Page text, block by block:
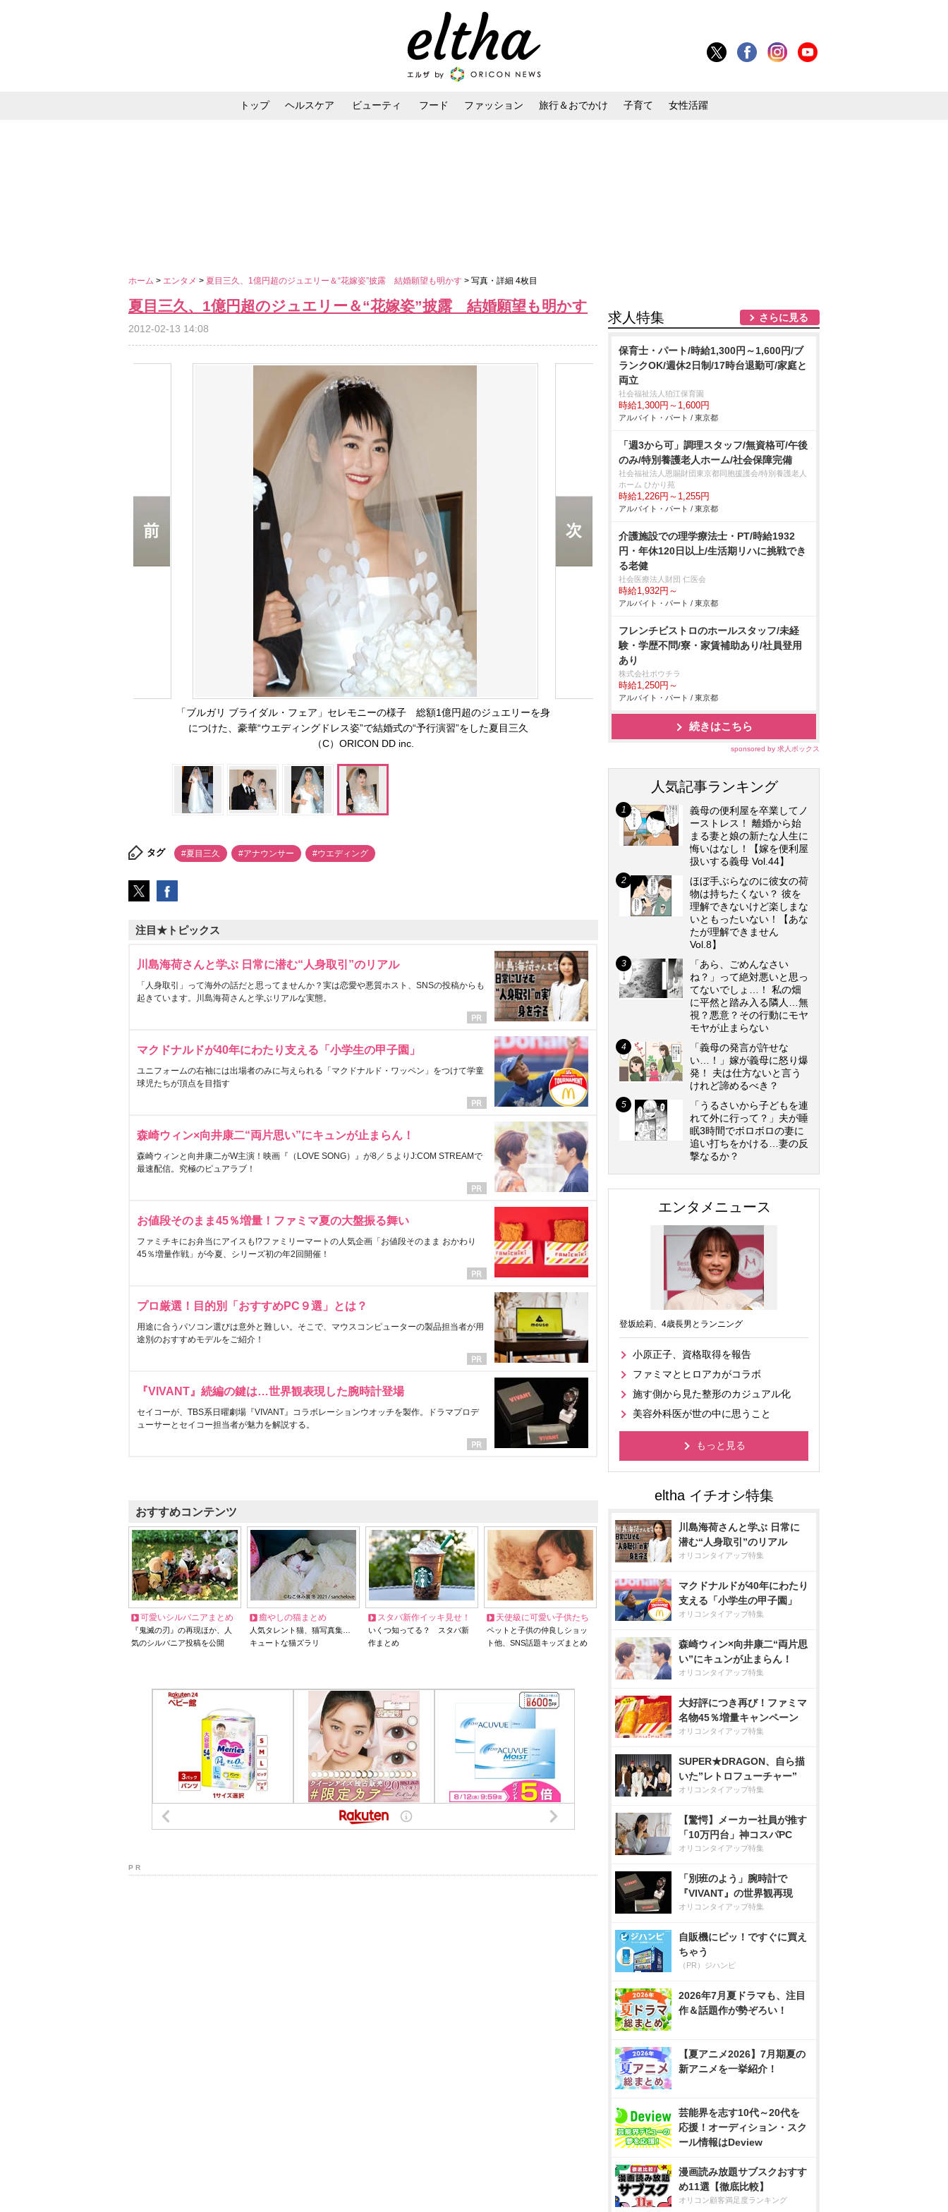
トップ ヘルスケア ビューティ フード ファッション 旅行＆おでかけ 子育て 女性活躍
ホーム > エンタメ > 夏目三久、1億円超のジュエリー＆“花嫁姿”披露 結婚願望も明かす > 写真・詳細 4枚目
夏目三久、1億円超のジュエリー＆“花嫁姿”披露 結婚願望も明かす
2012-02-13 14:08
「ブルガリ ブライダル・フェア」セレモニーの様子 総額1億円超のジュエリーを身
につけた、豪華“ウエディングドレス姿”で結婚式の“予行演習”をした夏目三久
（C）ORICON DD inc.
タグ #夏目三久 #アナウンサー #ウエディング
注目★トピックス
川島海荷さんと学ぶ 日常に潜む“人身取引”のリアル
「人身取引」って海外の話だと思ってませんか？実は恋愛や悪質ホスト、SNSの投稿からも
起きています。川島海荷さんと学ぶリアルな実態。
マクドナルドが40年にわたり支える「小学生の甲子園」
ユニフォームの右袖には出場者のみに与えられる「マクドナルド・ワッペン」をつけて学童
球児たちが頂点を目指す
森崎ウィン×向井康二“両片思い”にキュンが止まらん！
森崎ウィンと向井康二がW主演！映画『（LOVE SONG）』が8／５よりJ:COM STREAMで
最速配信。究極のピュアラブ！
お値段そのまま45％増量！ファミマ夏の大盤振る舞い
ファミチキにお弁当にアイスも!?ファミリーマートの人気企画「お値段そのまま おかわり
45％増量作戦」が今夏、シリーズ初の年2回開催！
プロ厳選！目的別「おすすめPC９選」とは？
用途に合うパソコン選びは意外と難しい。そこで、マウスコンピューターの製品担当者が用
途別のおすすめモデルをご紹介！
『VIVANT』続編の鍵は…世界観表現した腕時計登場
セイコーが、TBS系日曜劇場『VIVANT』コラボレーションウオッチを製作。ドラマプロデ
ューサーとセイコー担当者が魅力を解説する。
おすすめコンテンツ
可愛いシルバニアまとめ
『鬼滅の刃』の再現ほか、人
気のシルバニア投稿を公開
癒やしの猫まとめ
人気タレント猫、猫写真集…
キュートな猫ズラリ
スタバ新作イッキ見せ！
いくつ知ってる？ スタバ新
作まとめ
天使級に可愛い子供たち
ペットと子供の仲良しショッ
ト他、SNS話題キッズまとめ
P R
求人特集 さらに見る
保育士・パート/時給1,300円～1,600円/ブ
ランクOK/週休2日制/17時台退勤可/家庭と
両立
社会福祉法人狛江保育園
時給1,300円～1,600円
アルバイト・パート / 東京都
「週3から可」調理スタッフ/無資格可/午後
のみ/特別養護老人ホーム/社会保障完備
社会福祉法人恩賜財団東京都同胞援護会/特別養護老人
ホーム ひかり苑
時給1,226円～1,255円
アルバイト・パート / 東京都
介護施設での理学療法士・PT/時給1932
円・年休120日以上/生活期リハに挑戦でき
る老健
社会医療法人財団 仁医会
時給1,932円～
アルバイト・パート / 東京都
フレンチビストロのホールスタッフ/未経
験・学歴不問/寮・家賃補助あり/社員登用
あり
株式会社ボウチラ
時給1,250円～
アルバイト・パート / 東京都
続きはこちら
sponsored by 求人ボックス
人気記事ランキング
義母の便利屋を卒業してノ
ーストレス！ 離婚から始
まる妻と娘の新たな人生に
悔いはなし！【嫁を便利屋
扱いする義母 Vol.44】
ほぼ手ぶらなのに彼女の荷
物は持ちたくない？ 彼を
理解できないけど楽しまな
いともったいない！【あな
たが理解できません
Vol.8】
「あら、ごめんなさい
ね？」って絶対悪いと思っ
てないでしょ…！ 私の畑
に平然と踏み入る隣人…無
視？悪意？その行動にモヤ
モヤが止まらない
「義母の発言が許せな
い…！」嫁が義母に怒り爆
発！ 夫は仕方ないと言う
けれど諦めるべき？
「うるさいから子どもを連
れて外に行って？」夫が睡
眠3時間でボロボロの妻に
追い打ちをかける…妻の反
撃なるか？
エンタメニュース
登坂絵莉、4歳長男とランニング
小原正子、資格取得を報告
ファミマとヒロアカがコラボ
施す側から見た整形のカジュアル化
美容外科医が世の中に思うこと
もっと見る
川島海荷さんと学ぶ 日常に
潜む“人身取引”のリアル
オリコンタイアップ特集
マクドナルドが40年にわたり
支える「小学生の甲子園」
オリコンタイアップ特集
森崎ウィン×向井康二“両片思
い”にキュンが止まらん！
オリコンタイアップ特集
大好評につき再び！ファミマ
名物45％増量キャンペーン
オリコンタイアップ特集
SUPER★DRAGON、自ら描
いた”レトロフューチャー”
オリコンタイアップ特集
【驚愕】メーカー社員が推す
「10万円台」神コスパPC
オリコンタイアップ特集
「別班のよう」腕時計で
『VIVANT』の世界観再現
オリコンタイアップ特集
自販機にピッ！ですぐに買え
ちゃう
（PR）ジハンピ
2026年7月夏ドラマも、注目
作＆話題作が勢ぞろい！
【夏アニメ2026】7月期夏の
新アニメを一挙紹介！
芸能界を志す10代～20代を
応援！オーディション・スク
ール情報はDeview
漫画読み放題サブスクおすす
め11選【徹底比較】
オリコン顧客満足度ランキング